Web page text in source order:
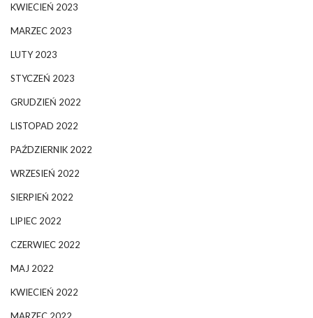
KWIECIEŃ 2023
MARZEC 2023
LUTY 2023
STYCZEŃ 2023
GRUDZIEŃ 2022
LISTOPAD 2022
PAŹDZIERNIK 2022
WRZESIEŃ 2022
SIERPIEŃ 2022
LIPIEC 2022
CZERWIEC 2022
MAJ 2022
KWIECIEŃ 2022